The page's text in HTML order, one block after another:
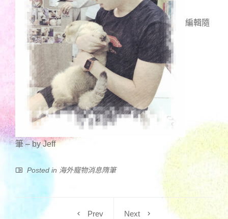
編輯隨
筆 – by Jeff
Posted in 海外寵物消息隋筆
Prev
Next